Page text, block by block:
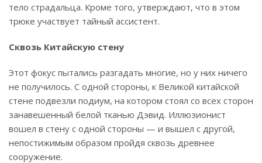
тело страдальца. Кроме того, утверждают, что в этом
трюке участвует тайный ассистент.
Сквозь Китайскую стену
Этот фокус пытались разгадать многие, но у них ничего
не получилось. С одной стороны, к Великой китайской
стене подвезли подиум, на котором стоял со всех сторон
занавешенный белой тканью Дэвид. Иллюзионист
вошел в стену с одной стороны — и вышел с другой,
непостижимым образом пройдя сквозь древнее
сооружение.